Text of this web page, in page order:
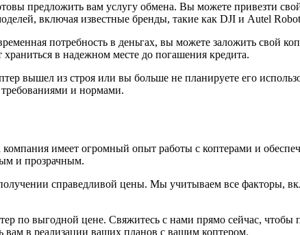
предложить вам услугу обмена. Вы можете привезти
включая известные бренды, такие как DJI и Autel
потребность в деньгах, вы можете заложить свой
в надежном месте до погашения кредита.
вышел из строя или вы больше не планируете его
требованиями и нормами.
имеет огромный опыт работы с коптерами и
и прозрачным.
справедливой цены. Мы учитываем все факторы,
по выгодной цене. Свяжитесь с нами прямо сейчас, чтобы
в реализации ваших планов с вашим коптером.